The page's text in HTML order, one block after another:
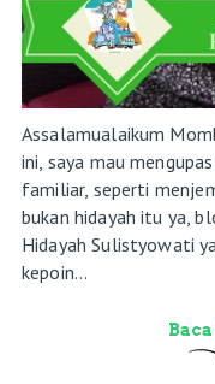
Assalamualaikum
ini, saya mau
familiar, seperti
bukan hidayah itu ya,
Hidayah Sulistyowati
kepoin...